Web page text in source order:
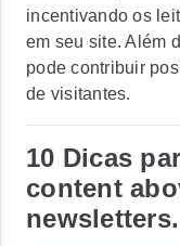
incentivando os
em seu site. Além
pode contribuir
de visitantes.
10 Dicas
content
newsletters.